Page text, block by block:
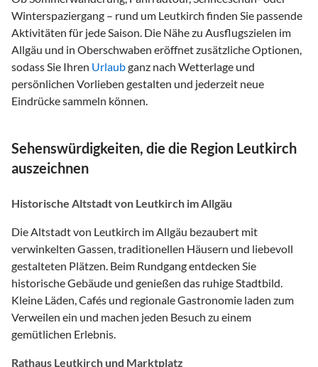
Winterspaziergang – rund um Leutkirch finden Sie passende
Aktivitäten für jede Saison. Die Nähe zu Ausflugszielen im
Allgäu und in Oberschwaben eröffnet zusätzliche Optionen,
sodass Sie Ihren Urlaubganz nach Wetterlage und
persönlichen Vorlieben gestalten und jederzeit neue
Eindrücke sammeln können.
Sehenswürdigkeiten, die die Region Leutkirch
auszeichnen
Historische Altstadt von Leutkirch im Allgäu
Die Altstadt von Leutkirch im Allgäu bezaubert mit
verwinkelten Gassen, traditionellen Häusern und liebevoll
gestalteten Plätzen. Beim Rundgang entdecken Sie
historische Gebäude und genießen das ruhige Stadtbild.
Kleine Läden, Cafés und regionale Gastronomie laden zum
Verweilen ein und machen jeden Besuch zu einem
gemütlichen Erlebnis.
Rathaus Leutkirch und Marktplatz